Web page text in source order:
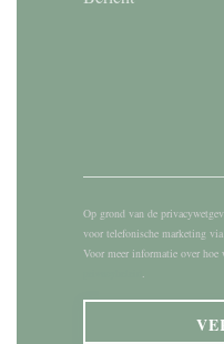
Op grond van de
voor telefonische marketing
Voor meer informatie over hoe
.